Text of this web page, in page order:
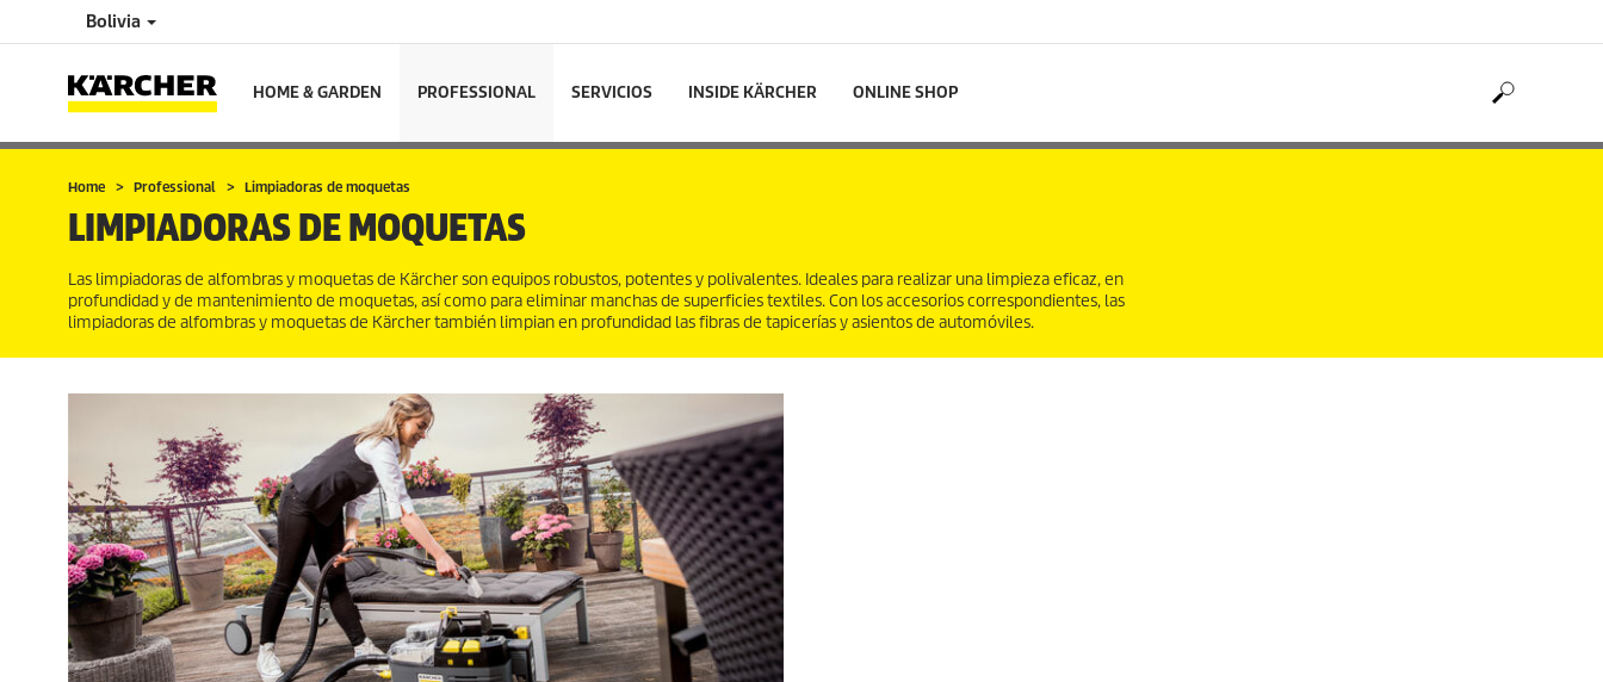
Bolivia
HOME & GARDEN PROFESSIONAL SERVICIOS INSIDE KÄRCHER ONLINE SHOP
Home Professional Limpiadoras de moquetas
LIMPIADORAS DE MOQUETAS
Las limpiadoras de alfombras y moquetas de Kärcher son equipos robustos, potentes y polivalentes. Ideales para realizar una limpieza eficaz, en
profundidad y de mantenimiento de moquetas, así como para eliminar manchas de superficies textiles. Con los accesorios correspondientes, las
limpiadoras de alfombras y moquetas de Kärcher también limpian en profundidad las fibras de tapicerías y asientos de automóviles.